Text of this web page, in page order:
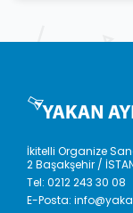
İkitelli Organize
2 Başakşehir /
Tel:0212 243 30 08
E-Posta: